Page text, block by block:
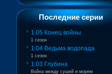
Последние серии
1.05 Конец войны
1 сезон
1.04 Ведьма водопада
1 сезон
1.03 Глубина
Война между сушей и морем